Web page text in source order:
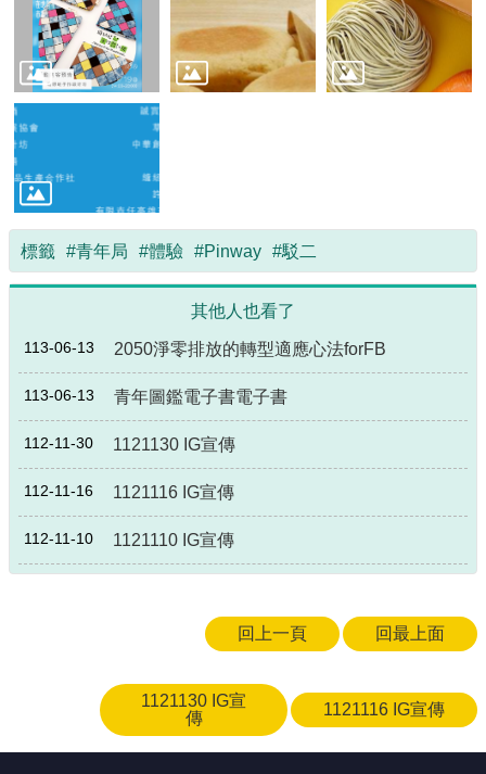
開
放
宣
告
標籤 #青年局 #體驗 #Pinway #駁二
其他人也看了
113-06-13 2050淨零排放的轉型適應心法forFB
113-06-13 青年圖鑑電子書電子書
112-11-30 1121130 IG宣傳
112-11-16 1121116 IG宣傳
112-11-10 1121110 IG宣傳
回上一頁 回最上面
1121130 IG宣
傳
1121116 IG宣傳